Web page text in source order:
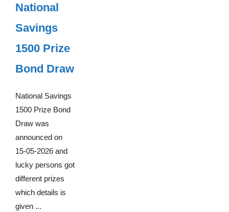
National
Savings
1500 Prize
Bond Draw
National Savings
1500 Prize Bond
Draw was
announced on
15-05-2026 and
lucky persons got
different prizes
which details is
given ...